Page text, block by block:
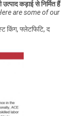
उत्पाद कड़ाई से निर्मित हैं
are some of our
किंग, फ्लेटफिटि, द